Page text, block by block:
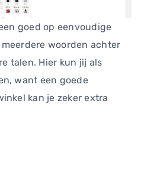
goed op eenvoudige
woorden achter
talen. Hier kun jij als
want een goede
kan je zeker extra